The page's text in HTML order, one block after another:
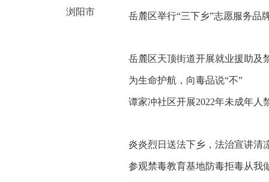
浏阳市 岳麓区举行“三下乡”志愿服务品
岳麓区天顶街道开展就业援助及
为生命护航，向毒品说“不”
谭家冲社区开展2022年未成年人
炎炎烈日送法下乡，法治宣讲清
参观禁毒教育基地防毒拒毒从我